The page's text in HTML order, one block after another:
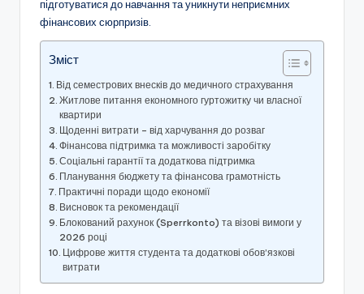
підготуватися до навчання та уникнути неприємних
фінансових сюрпризів.
Зміст
Від семестрових внесків до медичного страхування
Житлове питання економного гуртожитку чи власної
квартири
Щоденні витрати – від харчування до розваг
Фінансова підтримка та можливості заробітку
Соціальні гарантії та додаткова підтримка
Планування бюджету та фінансова грамотність
Практичні поради щодо економії
Висновок та рекомендації
Блокований рахунок (Sperrkonto) та візові вимоги у
2026 році
Цифрове життя студента та додаткові обов’язкові
витрати